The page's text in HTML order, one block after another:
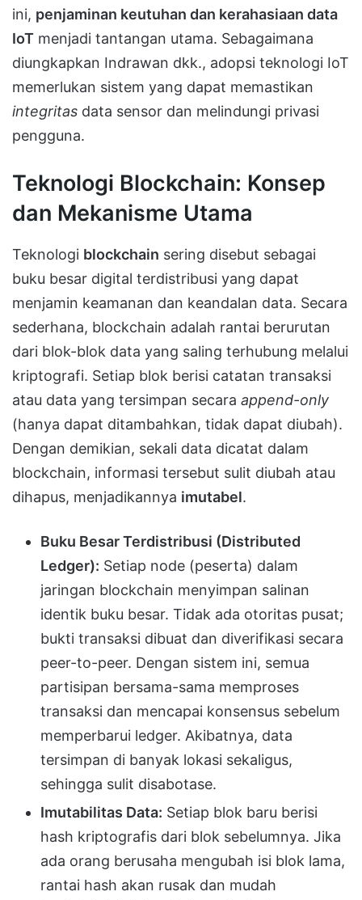
ini, penjaminan keutuhan dan kerahasiaan data
IoT menjadi tantangan utama. Sebagaimana
diungkapkan Indrawan dkk., adopsi teknologi IoT
memerlukan sistem yang dapat memastikan
integritas data sensor dan melindungi privasi
pengguna.
Teknologi Blockchain: Konsep
dan Mekanisme Utama
Teknologi blockchain sering disebut sebagai
buku besar digital terdistribusi yang dapat
menjamin keamanan dan keandalan data. Secara
sederhana, blockchain adalah rantai berurutan
dari blok-blok data yang saling terhubung melalui
kriptografi. Setiap blok berisi catatan transaksi
atau data yang tersimpan secara append-only
(hanya dapat ditambahkan, tidak dapat diubah).
Dengan demikian, sekali data dicatat dalam
blockchain, informasi tersebut sulit diubah atau
dihapus, menjadikannya imutabel.
Buku Besar Terdistribusi (Distributed
Ledger): Setiap node (peserta) dalam
jaringan blockchain menyimpan salinan
identik buku besar. Tidak ada otoritas pusat;
bukti transaksi dibuat dan diverifikasi secara
peer-to-peer. Dengan sistem ini, semua
partisipan bersama-sama memproses
transaksi dan mencapai konsensus sebelum
memperbarui ledger. Akibatnya, data
tersimpan di banyak lokasi sekaligus,
sehingga sulit disabotase.
Imutabilitas Data: Setiap blok baru berisi
hash kriptografis dari blok sebelumnya. Jika
ada orang berusaha mengubah isi blok lama,
rantai hash akan rusak dan mudah